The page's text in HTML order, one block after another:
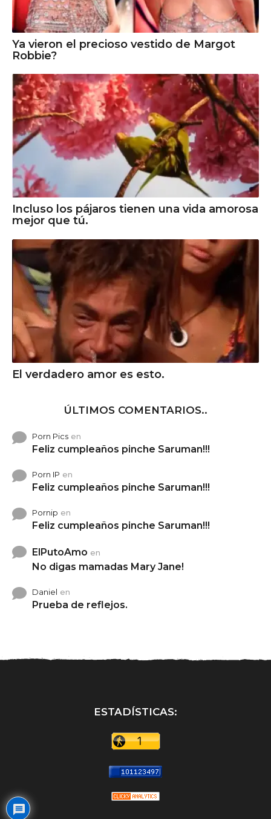
Ya vieron el precioso vestido de Margot
Robbie?
Incluso los pájaros tienen una vida amorosa
mejor que tú.
El verdadero amor es esto.
ÚLTIMOS COMENTARIOS..
Porn Pics en
Feliz cumpleaños pinche Saruman!!!
Porn IP en
Feliz cumpleaños pinche Saruman!!!
Pornip en
Feliz cumpleaños pinche Saruman!!!
ElPutoAmo en
No digas mamadas Mary Jane!
Daniel en
Prueba de reflejos.
ESTADÍSTICAS: